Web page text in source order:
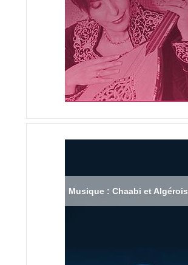
Musique : Chaabi et Algérois